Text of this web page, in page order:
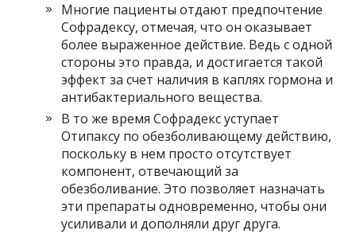
Многие пациенты отдают предпочтение
Софрадексу, отмечая, что он оказывает
более выраженное действие. Ведь с одной
стороны это правда, и достигается такой
эффект за счет наличия в каплях гормона и
антибактериального вещества.
В то же время Софрадекс уступает
Отипаксу по обезболивающему действию,
поскольку в нем просто отсутствует
компонент, отвечающий за
обезболивание. Это позволяет назначать
эти препараты одновременно, чтобы они
усиливали и дополняли друг друга.